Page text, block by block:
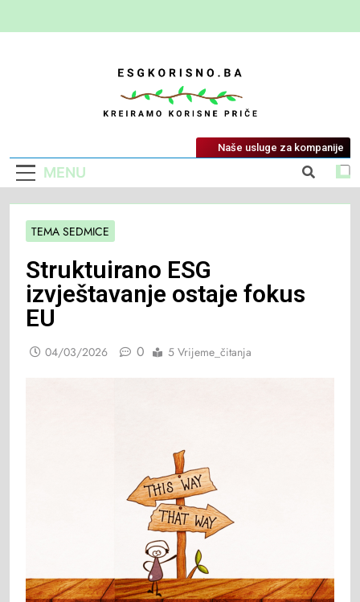
ESG Korisno
Kreiramo Korisne Priče
MENU
Naše usluge za kompanije
TEMA SEDMICE
Struktuirano ESG
izvještavanje ostaje fokus
EU
04/03/2026 0 5 Vrijeme_čitanja